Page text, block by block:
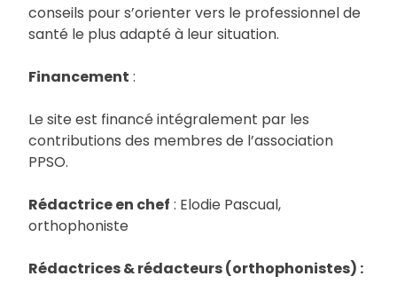
conseils pour s’orienter vers le professionnel de
santé le plus adapté à leur situation.
Financement :
Le site est financé intégralement par les
contributions des membres de l’association
PPSO.
Rédactrice en chef : Elodie Pascual,
orthophoniste
Rédactrices & rédacteurs (orthophonistes) :